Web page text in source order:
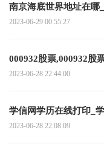
南京海底世界地址在哪
2023-06-29 00:55:27
000932股票,000932股
2023-06-28 22:44:00
学信网学历在线打印_
2023-06-28 22:08:09